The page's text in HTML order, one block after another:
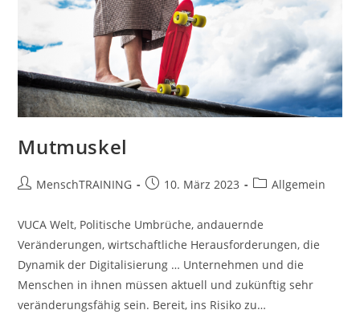
Mutmuskel
Beitrags-
MenschTRAINING
Beitrag10. März 2023
Beitrags-
Allgemein
VUCA Welt, Politische Umbrüche, andauernde
Veränderungen, wirtschaftliche Herausforderungen, die
Dynamik der Digitalisierung … Unternehmen und die
Menschen in ihnen müssen aktuell und zukünftig sehr
veränderungsfähig sein. Bereit, ins Risiko zu…